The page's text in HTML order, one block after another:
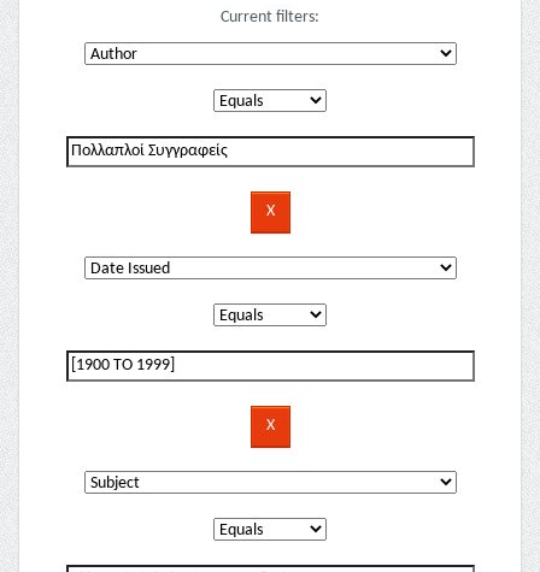
Current filters: